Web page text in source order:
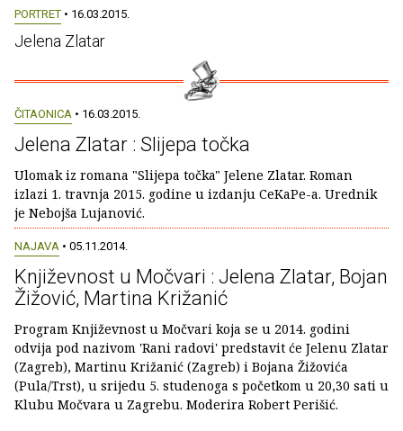
PORTRET • 16.03.2015.
Jelena Zlatar
ČITAONICA • 16.03.2015.
Jelena Zlatar : Slijepa točka
Ulomak iz romana "Slijepa točka" Jelene Zlatar. Roman
izlazi 1. travnja 2015. godine u izdanju CeKaPe-a. Urednik
je Nebojša Lujanović.
NAJAVA • 05.11.2014.
Književnost u Močvari : Jelena Zlatar, Bojan
Žižović, Martina Križanić
Program Književnost u Močvari koja se u 2014. godini
odvija pod nazivom 'Rani radovi' predstavit će Jelenu Zlatar
(Zagreb), Martinu Križanić (Zagreb) i Bojana Žižovića
(Pula/Trst), u srijedu 5. studenoga s početkom u 20,30 sati u
Klubu Močvara u Zagrebu. Moderira Robert Perišić.